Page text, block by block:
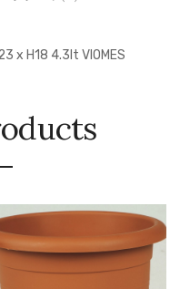
x H18 4.3lt VIOMES